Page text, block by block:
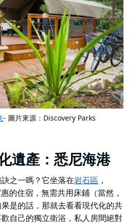
- 圖片來源：Discovery Parks
遺產：悉尼海港
之一嗎？它坐落在岩石區 ，
的住宿，無需共用床鋪（當然，
是的話，那就去看看現代化的共
自己的獨立衛浴，私人房間絕對